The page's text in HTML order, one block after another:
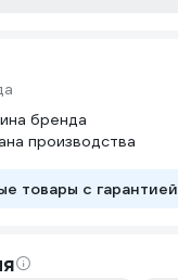
бренда
производства
товары c гарантией